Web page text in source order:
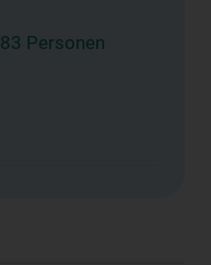
83 Personen